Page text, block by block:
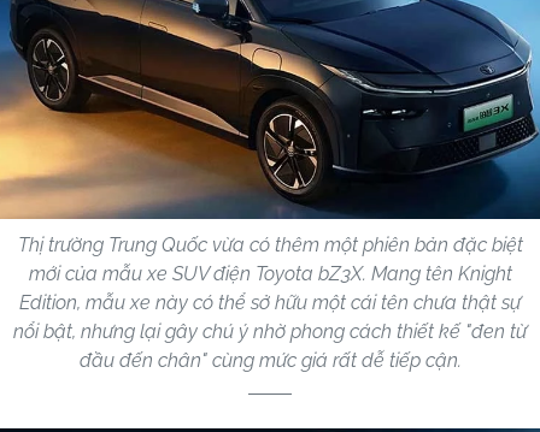
Thị trường Trung Quốc vừa có thêm một phiên bản đặc biệt
mới của mẫu xe SUV điện Toyota bZ3X. Mang tên Knight
Edition, mẫu xe này có thể sở hữu một cái tên chưa thật sự
nổi bật, nhưng lại gây chú ý nhờ phong cách thiết kế "đen từ
đầu đến chân" cùng mức giá rất dễ tiếp cận.